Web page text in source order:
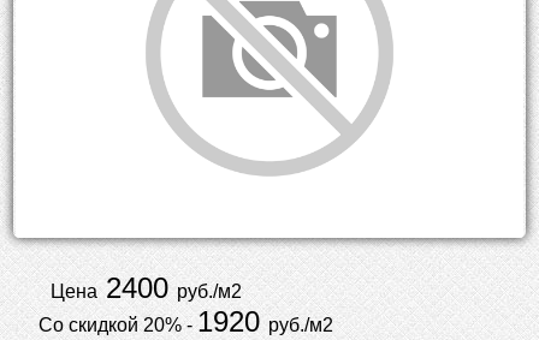
Цена2400 руб./м2
Со скидкой 20% -1920руб./м2